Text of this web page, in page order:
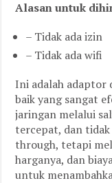
Alasan untuk
– Tidak ada izin
– Tidak ada wifi
Ini adalah adaptor
baik yang sangat
jaringan melalui
tercepat, dan
through, tetapi
harganya, dan
untuk